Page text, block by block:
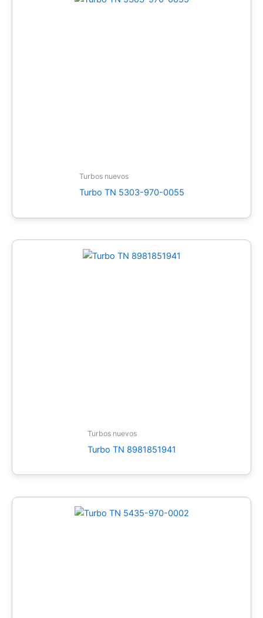
Turbos nuevos
Turbo TN 5303-970-0055
Turbos nuevos
Turbo TN 8981851941